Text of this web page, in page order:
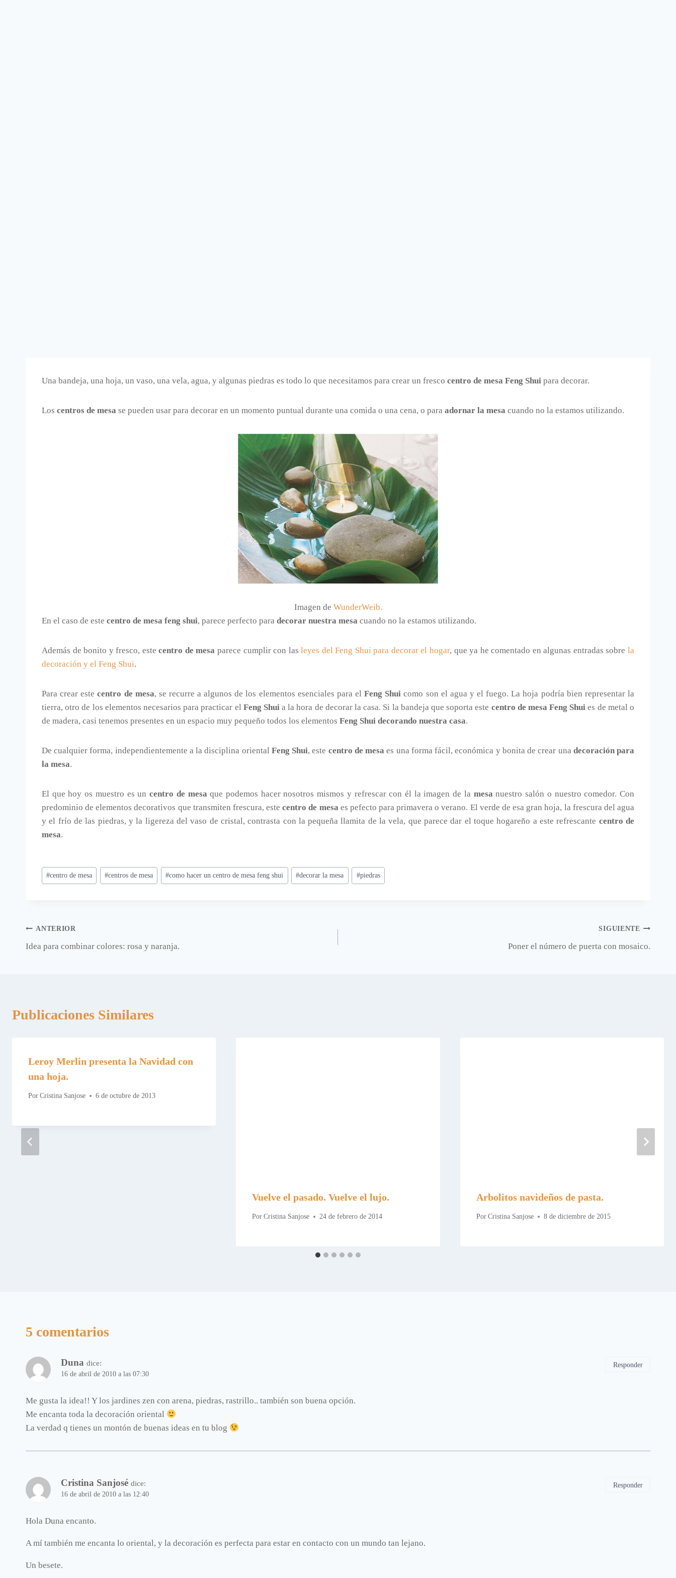
Una bandeja, una hoja, un vaso, una vela, agua, y algunas piedras es todo lo que necesitamos para crear un fresco centro de mesa Feng Shui para decorar.
Los centros de mesa se pueden usar para decorar en un momento puntual durante una comida o una cena, o para adornar la mesa cuando no la estamos utilizando.
Imagen de WunderWeib.
En el caso de este centro de mesa feng shui, parece perfecto para decorar nuestra mesa cuando no la estamos utilizando.
Además de bonito y fresco, estecentro de mesa parece cumplir con lasleyes del Feng Shui para decorar el hogar, que ya he comentado en algunas entradas sobrela
decoración y el Feng Shui.
Para crear estecentro de mesa, se recurre a algunos de los elementos esenciales para elFeng Shui como son el agua y el fuego. La hoja podría bien representar la
tierra, otro de los elementos necesarios para practicar el Feng Shuia la hora de decorar la casa. Si la bandeja que soporta este centro de mesa Feng Shui es de metal o
de madera, casi tenemos presentes en un espacio muy pequeño todos los elementos Feng Shui decorando nuestra casa.
De cualquier forma, independientemente a la disciplina oriental Feng Shui, este centro de mesa es una forma fácil, económica y bonita de crear una decoración para
la mesa.
El que hoy os muestro es uncentro de mesa que podemos hacer nosotros mismos y refrescar con él la imagen de la mesa nuestro salón o nuestro comedor. Con
predominio de elementos decorativos que transmiten frescura, estecentro de mesa es pefecto para primavera o verano. El verde de esa gran hoja, la frescura del agua
y el frío de las piedras, y la ligereza del vaso de cristal, contrasta con la pequeña llamita de la vela, que parece dar el toque hogareño a este refrescante centro de
mesa.
Etiquetas
de
#centro de mesa #centros de mesa #como hacer un centro de mesa feng shui #decorar la mesa #piedras
Navegación
de
ANTERIOR
Idea para combinar colores: rosa y naranja.
SIGUIENTE
Poner el número de puerta con mosaico.
Publicaciones Similares
Leroy Merlin presenta la Navidad con
una hoja.
Por Cristina Sanjose 6 de octubre de 2013
Vuelve el pasado. Vuelve el lujo.
Por Cristina Sanjose 24 de febrero de 2014
Arbolitos navideños de pasta.
Por Cristina Sanjose 8 de diciembre de 2015
5 comentarios
Duna dice:
16 de abril de 2010 a las 07:30
Me gusta la idea!! Y los jardines zen con arena, piedras, rastrillo.. también son buena opción.
Me encanta toda la decoración oriental
La verdad q tienes un montón de buenas ideas en tu blog
Responder
Cristina Sanjosé dice:
16 de abril de 2010 a las 12:40
Hola Duna encanto.
A mí también me encanta lo oriental, y la decoración es perfecta para estar en contacto con un mundo tan lejano.
Un besete.
Responder